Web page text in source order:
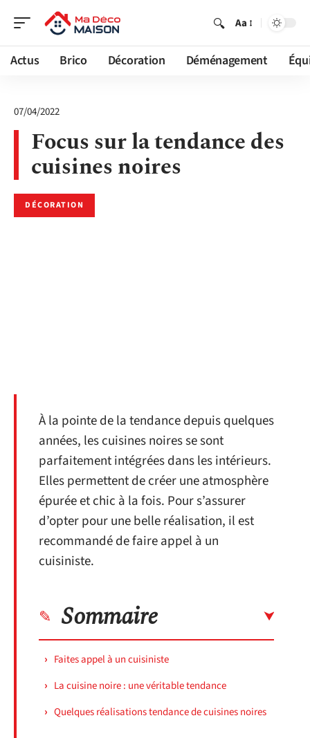
Aa
Actus Brico Décoration Déménagement
07/04/2022
Focus sur la tendance des
cuisines noires
DÉCORATION
À la pointe de la tendance depuis quelques
années, les cuisines noires se sont
parfaitement intégrées dans les intérieurs.
Elles permettent de créer une atmosphère
épurée et chic à la fois. Pour s’assurer
d’opter pour une belle réalisation, il est
recommandé de faire appel à un
cuisiniste.
Sommaire
Faites appel à un cuisiniste
La cuisine noire : une véritable tendance
Quelques réalisations tendance de cuisines noires